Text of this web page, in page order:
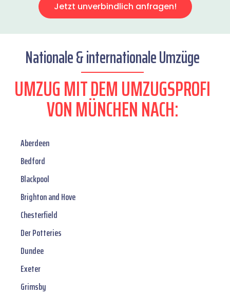
Jetzt unverbindlich anfragen!
Nationale & internationale Umzüge
UMZUG MIT DEM UMZUGSPROFI
VON MÜNCHEN NACH:
Aberdeen
Bedford
Blackpool
Brighton and Hove
Chesterfield
Der Potteries
Dundee
Exeter
Grimsby